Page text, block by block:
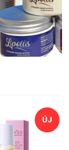
ÚJ